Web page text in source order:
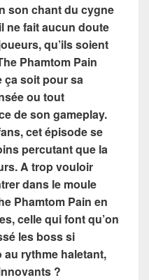
son chant du cygne
ne fait aucun doute
qu’ils soient
Phamtom Pain
ça soit pour sa
ou tout
de son gameplay.
cet épisode se
percutant que la
A trop vouloir
dans le moule
Phamtom Pain en
celle qui font qu’on
les boss si
rythme haletant,
?